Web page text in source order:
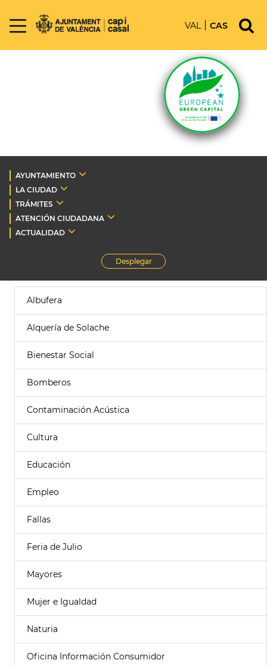
VAL CAS
AYUNTAMIENTO
LA CIUDAD
TRÁMITES
ATENCIÓN CIUDADANA
ACTUALIDAD
Desplegar
Albufera
Alquería de Solache
Bienestar Social
Bomberos
Contaminación Acústica
Cultura
Educación
Empleo
Fallas
Feria de Julio
Mayores
Mujer e Igualdad
Naturia
Oficina Información Consumidor